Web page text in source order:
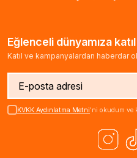
Eğlenceli dünyamıza katıl
Katıl ve kampanyalardan haberdar ol
KVKK Aydınlatma Metni'ni okudum ve